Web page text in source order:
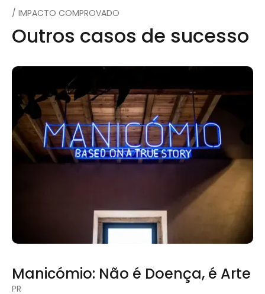
/ IMPACTO COMPROVADO
Outros casos de sucesso
Manicómio: Não é Doença, é Arte
PR